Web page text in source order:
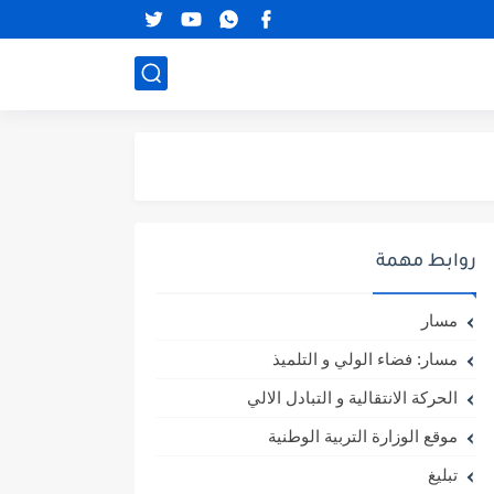
روابط مهمة
مسار
مسار: فضاء الولي و التلميذ
الحركة الانتقالية و التبادل الالي
موقع الوزارة التربية الوطنية
تبليغ